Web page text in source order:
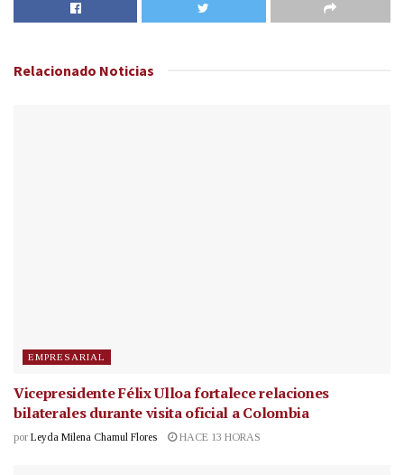
Relacionado Noticias
EMPRESARIAL
Vicepresidente Félix Ulloa fortalece relaciones
bilaterales durante visita oficial a Colombia
por Leyda Milena Chamul Flores HACE 13 HORAS